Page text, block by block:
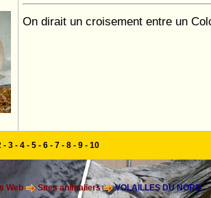
On dirait un croisement entre un
- 3 - 4 - 5 - 6 - 7 - 8 - 9 - 10
Web Sites animaliers VOLAILLES DU NORD